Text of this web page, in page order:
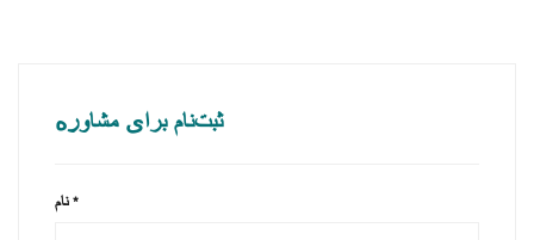
ثبت‌نام برای مشاوره
نام*